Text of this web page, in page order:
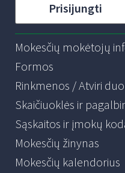
Prisijungti
Mokesčių mokėtojų
Formos
Rinkmenos / Atviri
Skaičiuoklės ir
Sąskaitos ir įmokų
Mokesčių žinynas
Mokesčių kalendorius